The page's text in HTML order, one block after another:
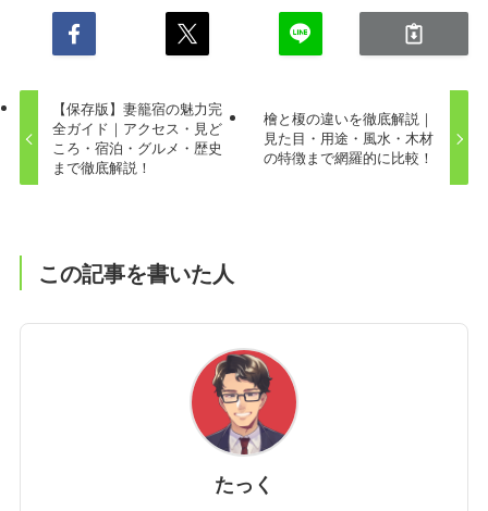
【保存版】妻籠宿の魅力完
全ガイド｜アクセス・見ど
ころ・宿泊・グルメ・歴史
まで徹底解説！
檜と榎の違いを徹底解説｜
見た目・用途・風水・木材
の特徴まで網羅的に比較！
この記事を書いた人
たっく